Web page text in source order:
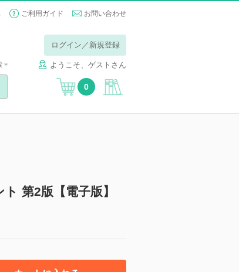
ご利用ガイド お問い合わせ
ログイン／新規登録
ようこそ、ゲストさん
0
第2版【電子版】